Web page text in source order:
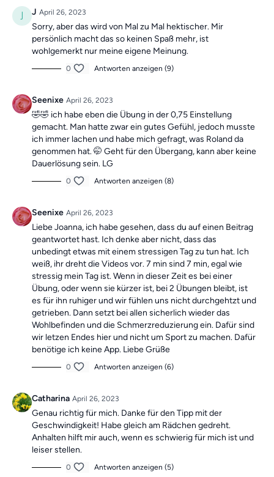
motiviert!
Die Übungen sind insgesamt ein Ganzkörper-Training mit jeweils
unterschiedlichen Schwerpunkten und somit die ideale Grundlage
für dein schmerzfreies, gesundes und bewegliches Leben
Falls du also mal ein Training verpasst, machst du einfach am
nächsten Tag mit dem neuen Training weiter. Du findest alle
vergangenen Übungseinheitenimmer in der Kategorie
"Vergangene Trainings des Tages".
Du hast noch keine Hilfsmittel?
Als App-Mitglied sparst du immer 10 % auf unsere Hilfsmittel im
Shop mit dem Code APP23
J April 26, 2023
Sorry, aber das wird von Mal zu Mal hektischer. Mir
persönlich macht das so keinen Spaß mehr, ist
wohlgemerkt nur meine eigene Meinung.
0 Antworten anzeigen (9)
Seenixe April 26, 2023
🤣🤣 ich habe eben die Übung in der 0,75 Einstellung
gemacht. Man hatte zwar ein gutes Gefühl, jedoch musste
ich immer lachen und habe mich gefragt, was Roland da
genommen hat. 🤭 Geht für den Übergang, kann aber keine
Dauerlösung sein. LG
0 Antworten anzeigen (8)
Seenixe April 26, 2023
Liebe Joanna, ich habe gesehen, dass du auf einen Beitrag
geantwortet hast. Ich denke aber nicht, dass das
unbedingt etwas mit einem stressigen Tag zu tun hat. Ich
weiß, ihr dreht die Videos vor. 7 min sind 7 min, egal wie
stressig mein Tag ist. Wenn in dieser Zeit es bei einer
Übung, oder wenn sie kürzer ist, bei 2 Übungen bleibt, ist
es für ihn ruhiger und wir fühlen uns nicht durchgehtzt und
getrieben. Dann setzt bei allen sicherlich wieder das
Wohlbefinden und die Schmerzreduzierung ein. Dafür sind
wir letzen Endes hier und nicht um Sport zu machen. Dafür
benötige ich keine App. Liebe Grüße
0 Antworten anzeigen (6)
Catharina April 26, 2023
Genau richtig für mich. Danke für den Tipp mit der
Geschwindigkeit! Habe gleich am Rädchen gedreht.
Anhalten hilft mir auch, wenn es schwierig für mich ist und
leiser stellen.
0 Antworten anzeigen (5)